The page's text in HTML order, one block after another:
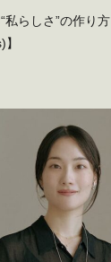
私らしさ”の作り方